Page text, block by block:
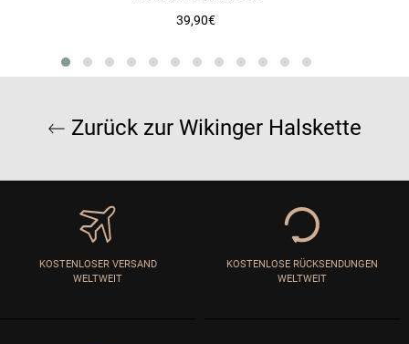
Normaler
39,90€
Zurück zur Wikinger Halskette
KOSTENLOSER VERSAND
WELTWEIT
KOSTENLOSE RÜCKSENDUNGEN
WELTWEIT